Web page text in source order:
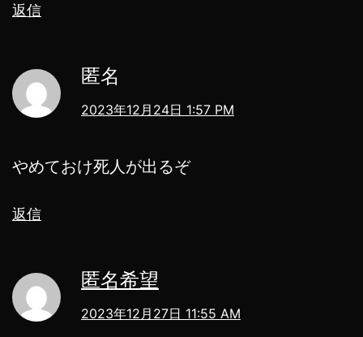
返信
匿名
2023年12月24日 1:57 PM
やめておけ死人が出るぞ
返信
匿名希望
2023年12月27日 11:55 AM